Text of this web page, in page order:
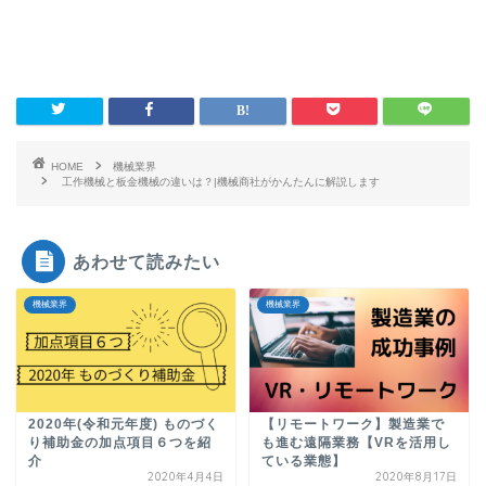
HOME
機械業界
工作機械と板金機械の違いは？|機械商社がかんたんに解説します
あわせて読みたい
機械業界
2020年(令和元年度) ものづく
り補助金の加点項目６つを紹
介
2020年4月4日
機械業界
【リモートワーク】製造業で
も進む遠隔業務【VRを活用し
ている業態】
2020年8月17日